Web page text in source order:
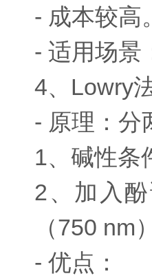
- 成本较高。
- 适用场景
4、Lowry
- 原理：分
1、碱性条
2、加入
（750 nm
- 优点：